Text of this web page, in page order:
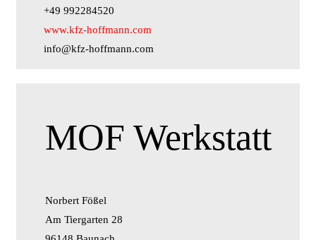
+49 992284520
www.kfz-hoffmann.com
info@kfz-hoffmann.com
MOF Werkstatt
Norbert Fößel
Am Tiergarten 28